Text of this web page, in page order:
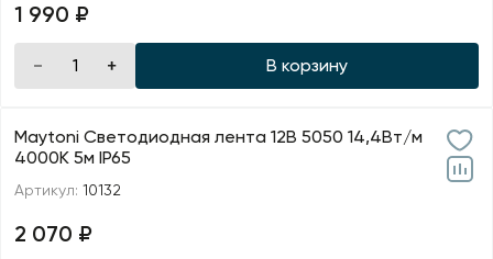
1 990 ₽
В корзину
Maytoni Светодиодная лента 12В 5050 14,4Вт/м
4000K 5м IP65
Артикул: 10132
2 070 ₽